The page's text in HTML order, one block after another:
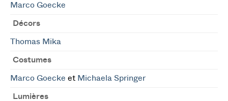
Marco Goecke
Décors
Thomas Mika
Costumes
Marco Goecke et Michaela Springer
Lumières